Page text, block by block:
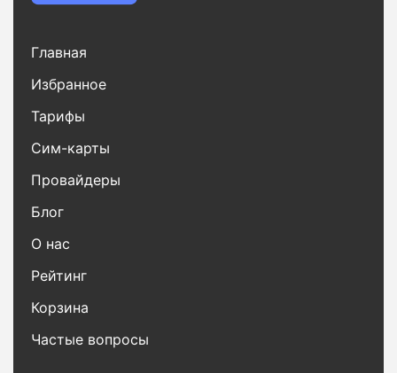
Главная
Избранное
Тарифы
Сим-карты
Провайдеры
Блог
О нас
Рейтинг
Корзина
Частые вопросы